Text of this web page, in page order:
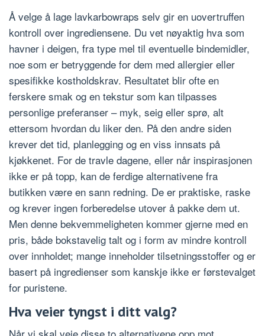
Å velge å lage lavkarbowraps selv gir en uovertruffen
kontroll over ingrediensene. Du vet nøyaktig hva som
havner i deigen, fra type mel til eventuelle bindemidler,
noe som er betryggende for dem med allergier eller
spesifikke kostholdskrav. Resultatet blir ofte en
ferskere smak og en tekstur som kan tilpasses
personlige preferanser – myk, seig eller sprø, alt
ettersom hvordan du liker den. På den andre siden
krever det tid, planlegging og en viss innsats på
kjøkkenet. For de travle dagene, eller når inspirasjonen
ikke er på topp, kan de ferdige alternativene fra
butikken være en sann redning. De er praktiske, raske
og krever ingen forberedelse utover å pakke dem ut.
Men denne bekvemmeligheten kommer gjerne med en
pris, både bokstavelig talt og i form av mindre kontroll
over innholdet; mange inneholder tilsetningsstoffer og er
basert på ingredienser som kanskje ikke er førstevalget
for puristene.
Hva veier tyngst i ditt valg?